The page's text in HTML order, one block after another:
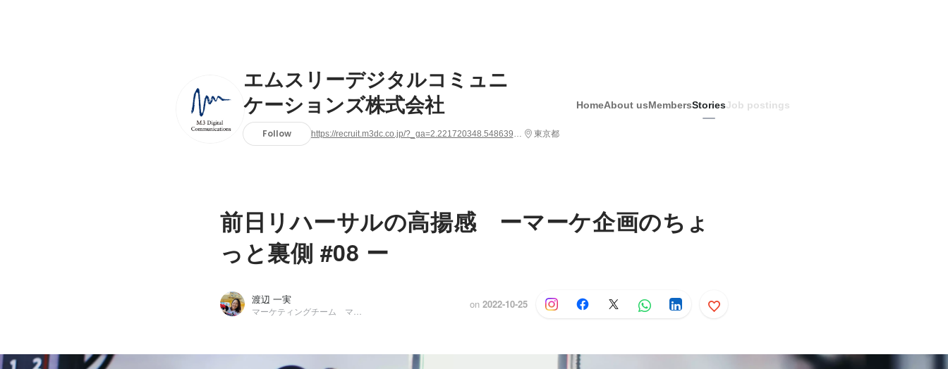
エムスリーデジタルコミュニ
ケーションズ株式会社
Follow https://recruit.m3dc.co.jp/?_ga=2.221720348.548639145.1671597801-970744653.1655426258 東京都
HomeAbout usMembersStoriesJob postings
前日リハーサルの高揚感 ーマーケ企画のちょ
っと裏側 #08 ー
渡辺 一実 on 2022-10-25